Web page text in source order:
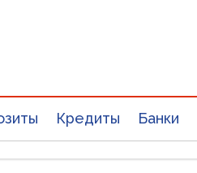
Кредиты Банки